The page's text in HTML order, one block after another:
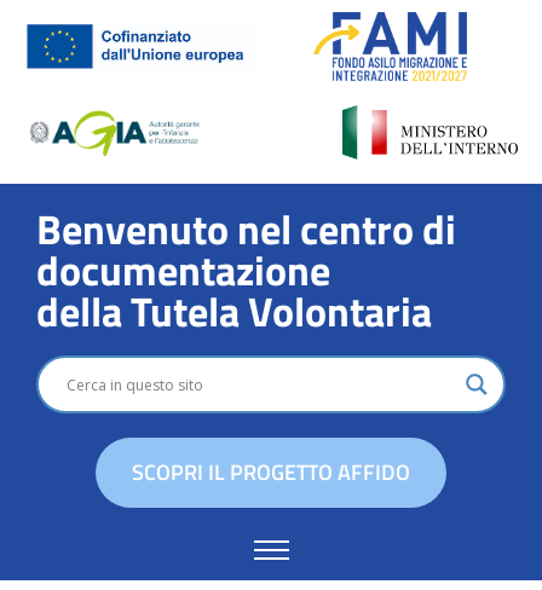
Benvenuto nel centro di
documentazione
della Tutela Volontaria
SCOPRI IL PROGETTO AFFIDO